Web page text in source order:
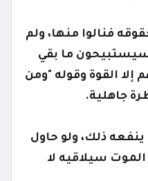
فنالوا منها، ولم
ما بقي
إلا القوة وقوله "ومن
جاهلية.
ذلك، ولو حاول
سيلاقيه لا